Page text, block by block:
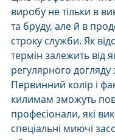
виробу не тільки в
та бруду, але й в
строку служби. Як
термін залежить від
регулярного догляду
Первинний колір і
килимам зможуть
професіонали, які
спеціальні миючі